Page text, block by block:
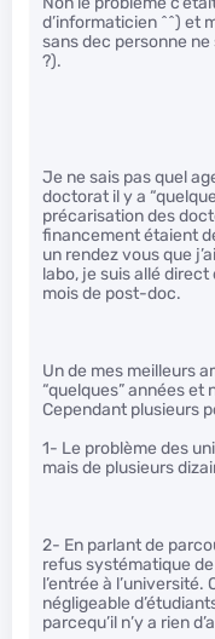
d’informaticien ^^) et
sans dec personne ne
?).
Je ne sais pas quel
doctorat il y a
précarisation des
financement étaient
un rendez vous que
labo, je suis allé
mois de post-doc.
Un de mes meilleurs
“quelques” années et
Cependant plusieurs
1- Le problème des
mais de plusieurs
2- En parlant de
refus systématique
l’entrée à
négligeable
parcequ’il n’y a rien